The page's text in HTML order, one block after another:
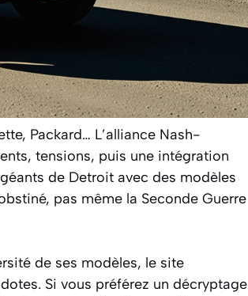
Packard… L’alliance Nash-
tensions, puis une intégration
de Detroit avec des modèles
pas même la Seconde Guerre
de ses modèles, le site
Si vous préférez un décryptage